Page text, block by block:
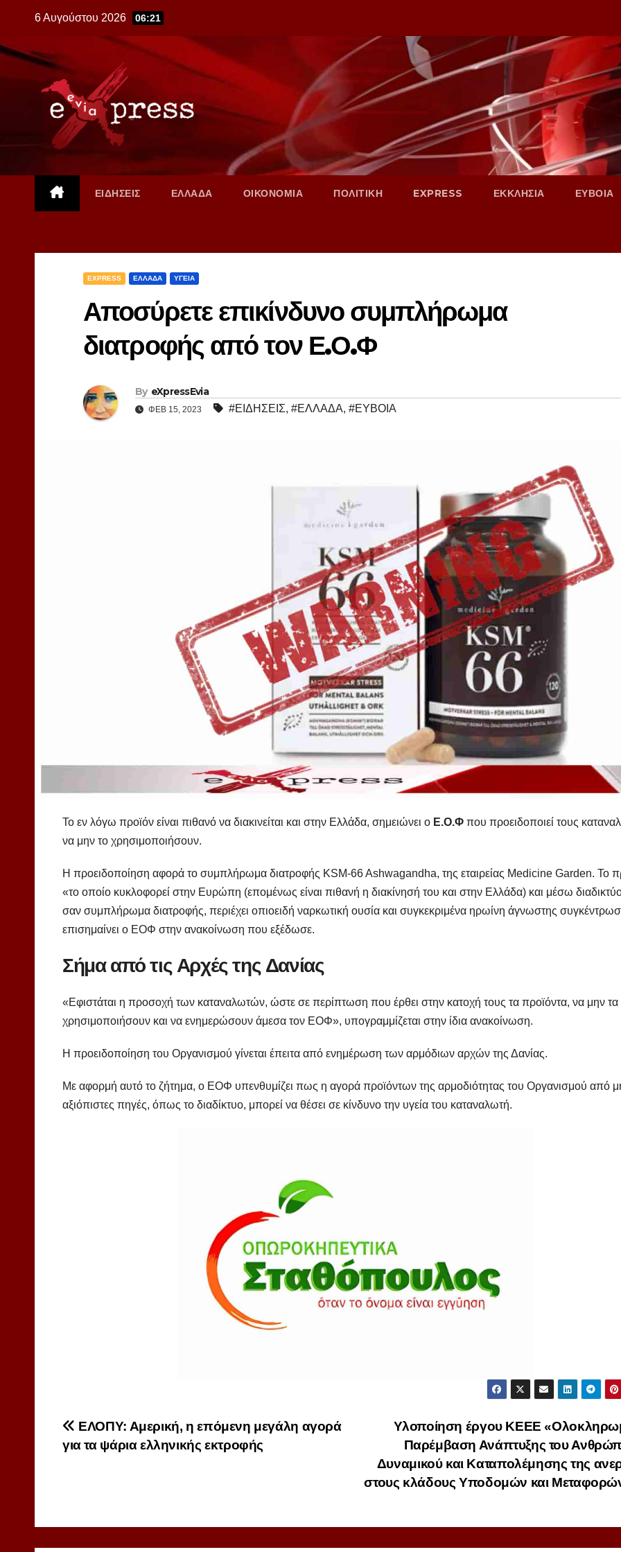
content
6 Αυγούστου 2026 06:21
ΕΙΔΗΣΕΙΣ ΕΛΛΑΔΑ ΟΙΚΟΝΟΜΙΑ ΠΟΛΙΤΙΚΗ EXPRESS ΕΚΚΛΗΣΙΑ ΕΥΒΟΙΑ
EXPRESS ΕΛΛΑΔΑ ΥΓΕΙΑ
Αποσύρετε επικίνδυνο συμπλήρωμα
διατροφής από τον Ε.Ο.Φ
By eXpressEvia
ΦΕΒ 15, 2023 #ΕΙΔΗΣΕΙΣ, #ΕΛΛΑΔΑ, #ΕΥΒΟΙΑ
Το εν λόγω προϊόν είναι πιθανό να διακινείται και στην Ελλάδα, σημειώνει ο Ε.Ο.Φ που προειδοποιεί τους
να μην το χρησιμοποιήσουν.
Η προειδοποίηση αφορά το συμπλήρωμα διατροφής KSM-66 Ashwagandha, της εταιρείας Medicine Garden. Το
«το οποίο κυκλοφορεί στην Ευρώπη (επομένως είναι πιθανή η διακίνησή του και στην Ελλάδα) και μέσω
σαν συμπλήρωμα διατροφής, περιέχει οπιοειδή ναρκωτική ουσία και συγκεκριμένα ηρωίνη άγνωστης
επισημαίνει ο ΕΟΦ στην ανακοίνωση που εξέδωσε.
Σήμα από τις Αρχές της Δανίας
«Εφιστάται η προσοχή των καταναλωτών, ώστε σε περίπτωση που έρθει στην κατοχή τους τα προϊόντα, να μην τα
χρησιμοποιήσουν και να ενημερώσουν άμεσα τον ΕΟΦ», υπογραμμίζεται στην ίδια ανακοίνωση.
Η προειδοποίηση του Οργανισμού γίνεται έπειτα από ενημέρωση των αρμόδιων αρχών της Δανίας.
Με αφορμή αυτό το ζήτημα, ο ΕΟΦ υπενθυμίζει πως η αγορά προϊόντων της αρμοδιότητας του Οργανισμού από
αξιόπιστες πηγές, όπως το διαδίκτυο, μπορεί να θέσει σε κίνδυνο την υγεία του καταναλωτή.
Πλοήγηση
άρθρων
Υλοποίηση έργου ΚΕΕΕ
Παρέμβαση Ανάπτυξης του
Δυναμικού και Καταπολέμησης της
στους κλάδους Υποδομών και
ΕΛΟΠΥ: Αμερική, η επόμενη μεγάλη αγορά
για τα ψάρια ελληνικής εκτροφής